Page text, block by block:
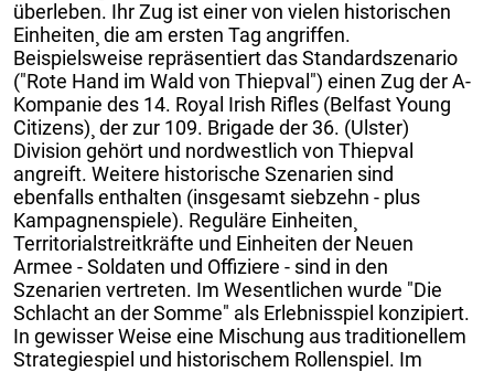
überleben. Ihr Zug ist einer von vielen historischen
Einheiten¸ die am ersten Tag angriffen.
Beispielsweise repräsentiert das Standardszenario
("Rote Hand im Wald von Thiepval") einen Zug der A-
Kompanie des 14. Royal Irish Rifles (Belfast Young
Citizens)¸ der zur 109. Brigade der 36. (Ulster)
Division gehört und nordwestlich von Thiepval
angreift. Weitere historische Szenarien sind
ebenfalls enthalten (insgesamt siebzehn - plus
Kampagnenspiele). Reguläre Einheiten¸
Territorialstreitkräfte und Einheiten der Neuen
Armee - Soldaten und Offiziere - sind in den
Szenarien vertreten. Im Wesentlichen wurde "Die
Schlacht an der Somme" als Erlebnisspiel konzipiert.
In gewisser Weise eine Mischung aus traditionellem
Strategiespiel und historischem Rollenspiel. Im